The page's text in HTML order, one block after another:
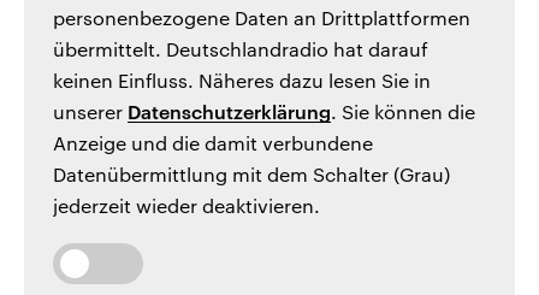
personenbezogene Daten an Drittplattformen
übermittelt. Deutschlandradio hat darauf
keinen Einfluss. Näheres dazu lesen Sie in
unserer Datenschutzerklärung. Sie können die
Anzeige und die damit verbundene
Datenübermittlung mit dem Schalter (Grau)
jederzeit wieder deaktivieren.